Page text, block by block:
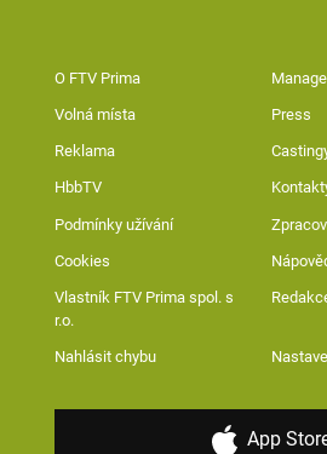
O FTV Prima
Volná místa Press
Reklama
HbbTV
Podmínky užívání
Cookies
Vlastník FTV Prima spol. s
r.o.
Nahlásit chybu
App